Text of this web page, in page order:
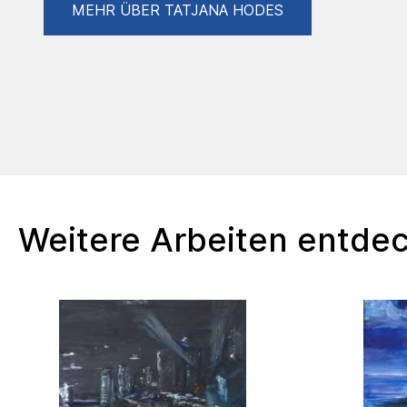
MEHR ÜBER TATJANA HODES
Weitere Arbeiten